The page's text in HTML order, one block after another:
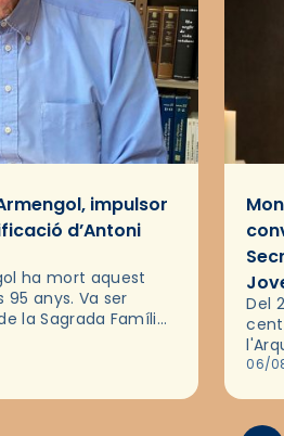
impulsor
d’Antoni
ha mort aquest
95 anys. Va ser
la Sagrada Família
Del
les
06/